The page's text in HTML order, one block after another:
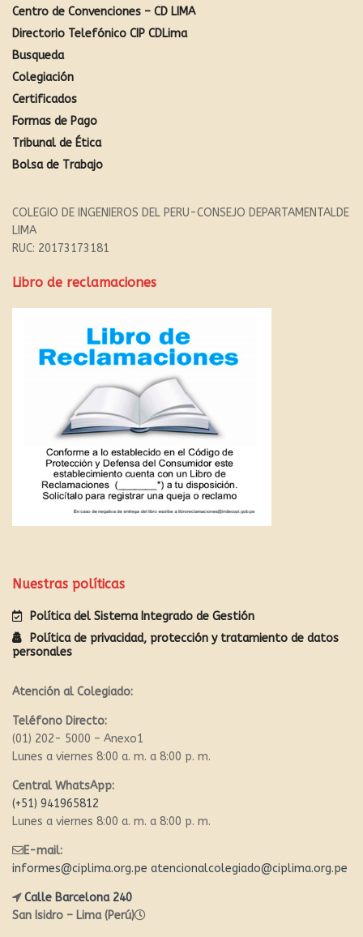
Centro de Convenciones – CD LIMA
Directorio Telefónico CIP CDLima
Busqueda
Colegiación
Certificados
Formas de Pago
Tribunal de Ética
Bolsa de Trabajo
COLEGIO DE INGENIEROS DEL PERU-CONSEJO DEPARTAMENTALDE
LIMA
RUC: 20173173181
Libro de reclamaciones
Nuestras políticas
Política del Sistema Integrado de Gestión
Política de privacidad, protección y tratamiento de datos
personales
Atención al Colegiado:
Teléfono Directo:
(01) 202- 5000 – Anexo1
Lunes a viernes 8:00 a. m. a 8:00 p. m.
Central WhatsApp:
(+51) 941965812
Lunes a viernes 8:00 a. m. a 8:00 p. m.
E-mail:
informes@ciplima.org.pe atencionalcolegiado@ciplima.org.pe
Calle Barcelona 240
San Isidro – Lima (Perú)